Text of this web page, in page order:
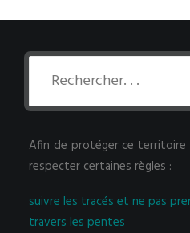
Afin de protéger ce territoire
respecter certaines règles :
suivre les tracés et ne pas
travers les pentes